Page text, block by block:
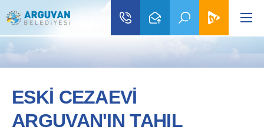
ESKİ CEZAEVİ
ARGUVAN'IN TAHIL